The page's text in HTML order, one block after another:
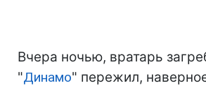
Вчера ночью, вратарь
"Динамо" пережил,